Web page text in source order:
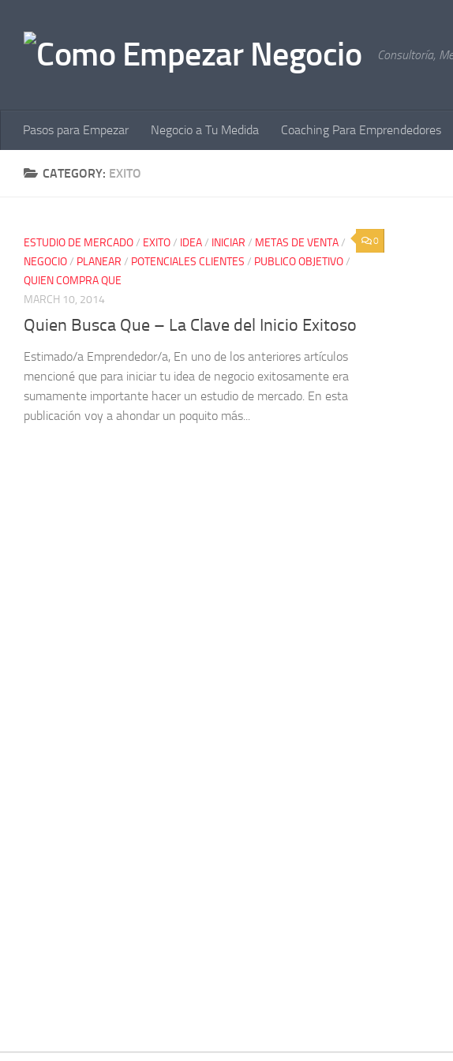
Consultoría,
Pasos para Empezar Negocio a Tu Medida Coaching Para Emprendedores
CATEGORY: EXITO
0
ESTUDIO DE MERCADO/ EXITO/ IDEA/ INICIAR / METAS DE VENTA/
NEGOCIO/ PLANEAR / POTENCIALES CLIENTES / PUBLICO OBJETIVO/
QUIEN COMPRA QUE
MARCH 10, 2014
Quien Busca Que – La Clave del Inicio Exitoso
Estimado/a Emprendedor/a, En uno de los anteriores artículos
mencioné que para iniciar tu idea de negocio exitosamente era
sumamente importante hacer un estudio de mercado. En esta
publicación voy a ahondar un poquito más...